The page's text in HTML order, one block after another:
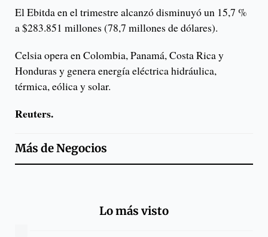
El Ebitda en el trimestre alcanzó disminuyó un 15,7 %
a $283.851 millones (78,7 millones de dólares).
Celsia opera en Colombia, Panamá, Costa Rica y
Honduras y genera energía eléctrica hidráulica,
térmica, eólica y solar.
Reuters.
Más deNegocios
Lo más visto